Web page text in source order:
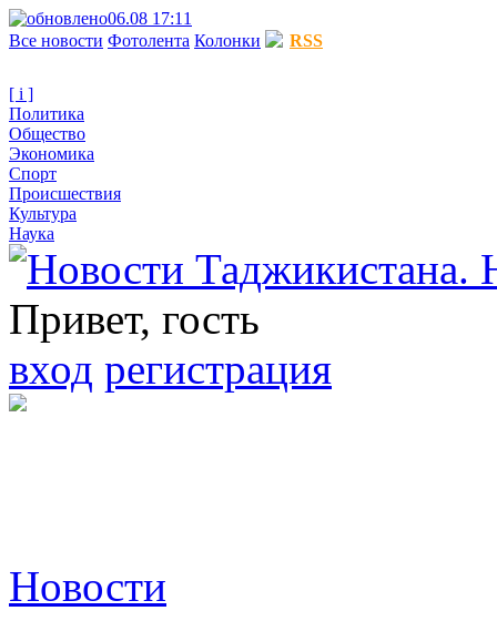
06.08 17:11
Все новости Фотолента Колонки RSS
[ i ]
Политика
Общество
Экономика
Спорт
Происшествия
Культура
Наука
Привет, гость
вход регистрация
Новости